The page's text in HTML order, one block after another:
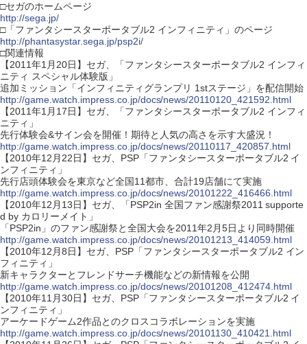
□セガのホームページ
http://sega.jp/
□「ファンタシースターポータブル2 インフィニティ」のページ
http://phantasystar.sega.jp/psp2i/
□関連情報
【2011年1月20日】セガ、「ファンタシースターポータブル2 インフィ
ニティ スペシャル体験版」
追加ミッション「インフィニティグランプリ 1stステージ」を配信開始
http://game.watch.impress.co.jp/docs/news/20110120_421592.html
【2011年1月17日】セガ、「ファンタシースターポータブル2 インフィ
ニティ」
先行体験会&サイン会を開催！期待と人気の高さを示す大盛況！
http://game.watch.impress.co.jp/docs/news/20110117_420857.html
【2010年12月22日】セガ、PSP「ファンタシースターポータブル2 イ
ンフィニティ」
先行店頭体験会を東京など全国11都市、合計19店舗にて実施
http://game.watch.impress.co.jp/docs/news/20101222_416466.html
【2010年12月13日】セガ、「PSP2in 全国ファン感謝祭2011 supporte
d by カロリーメイト」
「PSP2in」のファン感謝祭と全国大会を2011年2月5日より同時開催
http://game.watch.impress.co.jp/docs/news/20101213_414059.html
【2010年12月8日】セガ、PSP「ファンタシースターポータブル2 イン
フィニティ」
新キャラクターとフレンドサーチ機能などの新情報を公開
http://game.watch.impress.co.jp/docs/news/20101208_412474.html
【2010年11月30日】セガ、PSP「ファンタシースターポータブル2 イ
ンフィニティ」
アーケードゲーム2作品とのクロスコラボレーションを実施
http://game.watch.impress.co.jp/docs/news/20101130_410421.html